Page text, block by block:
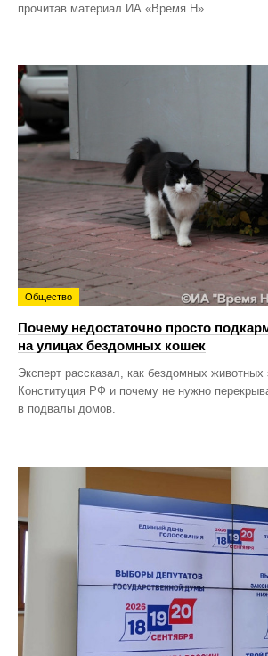
прочитав материал ИА «Время Н».
Общество
Почему недостаточно просто
на улицах бездомных кошек
Эксперт рассказал, как бездомных
Конституция РФ и почему не нужно
в подвалы домов.